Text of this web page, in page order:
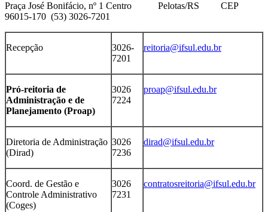
Praça José Bonifácio, nº 1 Centro Pelotas/RS CEP
96015-170 (53) 3026-7201
Recepção
3026-
7201
reitoria@ifsul.edu.br
Pró-reitoria de
Administração e de
Planejamento (Proap)
3026
7224
proap@ifsul.edu.br
Diretoria de Administração
(Dirad)
3026
7236
dirad@ifsul.edu.br
Coord. de Gestão e
Controle Administrativo
(Coges)
3026
7231
contratosreitoria@ifsul.edu.br